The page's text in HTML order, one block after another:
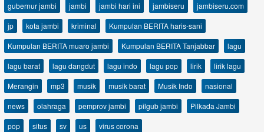
gubernur jambi
jambi jambi hari ini jambiseru
jambiseru.com
jp
kota jambi kriminal
Kumpulan BERITA haris-sani
Kumpulan BERITA muaro jambi
Kumpulan BERITA Tanjabbar
lagu
lagu barat
lagu dangdut lagu indo lagu pop lirik
lirik lagu
Merangin
mp3 musik musik barat Musik Indo
nasional
news
olahraga pemprov jambi pilgub jambi
Pilkada Jambi
pop
situs sv us virus corona